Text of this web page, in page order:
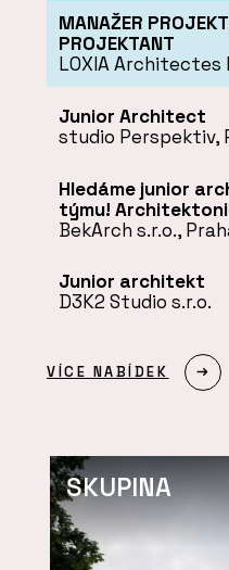
MANAŽER
PROJEKTANT
LOXIA Architectes
Junior Architect
studio Perspektiv,
Hledáme junior
týmu!
BekArch s.r.o.,
Junior architekt
D3K2 Studio s.r.o.
VÍCE NABÍDEK
SKUPINA